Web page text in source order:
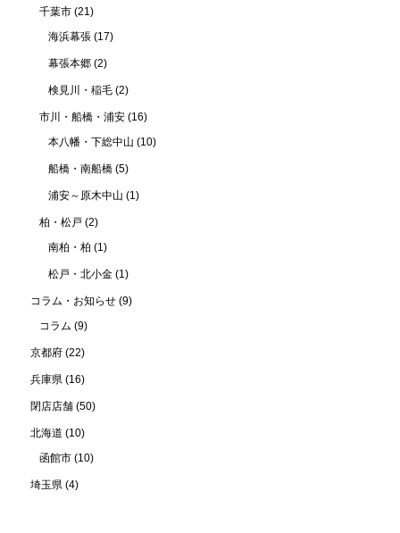
千葉市 (21)
海浜幕張 (17)
幕張本郷 (2)
検見川・稲毛 (2)
市川・船橋・浦安 (16)
本八幡・下総中山 (10)
船橋・南船橋 (5)
浦安～原木中山 (1)
柏・松戸 (2)
南柏・柏 (1)
松戸・北小金 (1)
コラム・お知らせ (9)
コラム (9)
京都府 (22)
兵庫県 (16)
閉店店舗 (50)
北海道 (10)
函館市 (10)
埼玉県 (4)